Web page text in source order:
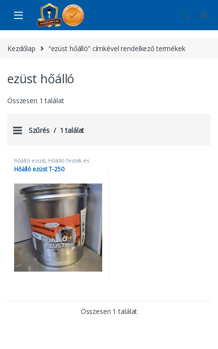
Skip to navigation
Skip to content
Kezdőlap “ezüst hőálló” címkével rendelkező termékek
ezüst hőálló
Összesen 1 találat
Szűrés 1 találat
hőálló ezüst, Hőálló festék és
radiátorzománc,Zománcfestékek
Hőálló ezüst T-250
Összesen 1 találat